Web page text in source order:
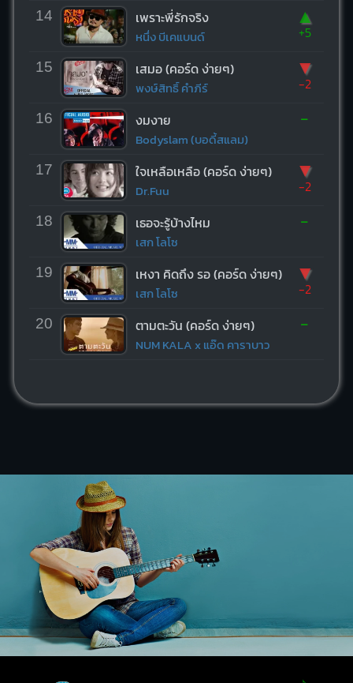
14 เพราะพี่รักจริง
หนึ่ง บีเคแบนด์
▲
+5
15 เสมอ (คอร์ด ง่ายๆ)
พงษ์สิทธิ์ คำภีร์
▼
-2
16 งมงาย
Bodyslam (บอดี้สแลม)
-
17 ใจเหลือเหลือ (คอร์ด ง่ายๆ)
Dr.Fuu
▼
-2
18 เธอจะรู้บ้างไหม
เสก โลโซ
-
19 เหงา คิดถึง รอ (คอร์ด ง่ายๆ)
เสก โลโซ
▼
-2
20 ตามตะวัน (คอร์ด ง่ายๆ)
NUM KALA x แอ๊ด คาราบาว
-